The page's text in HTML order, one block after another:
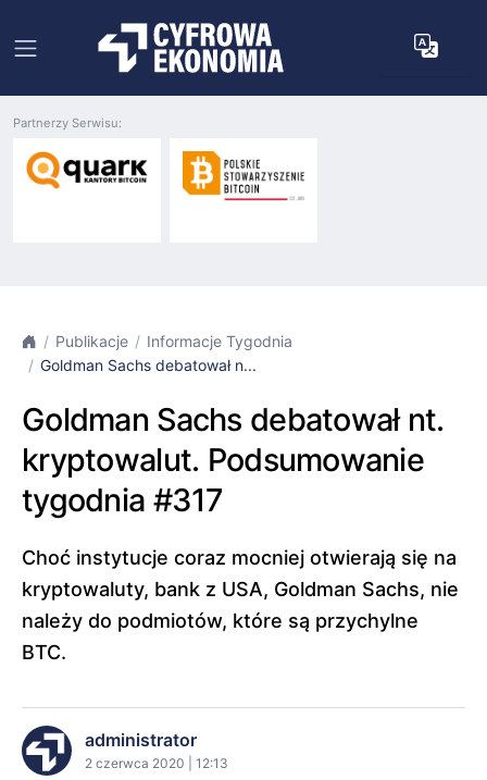
Partnerzy Serwisu:
Publikacje
Informacje Tygodnia
Goldman Sachs debatował n...
Goldman Sachs debatował nt.
kryptowalut. Podsumowanie
tygodnia #317
Choć instytucje coraz mocniej otwierają się na
kryptowaluty, bank z USA, Goldman Sachs, nie
należy do podmiotów, które są przychylne
BTC.
administrator
2 czerwca 2020 | 12:13